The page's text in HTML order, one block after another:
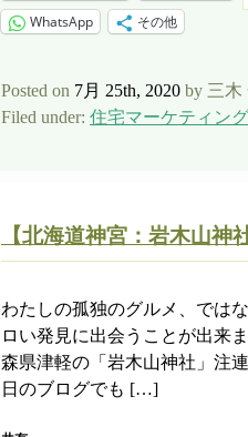
WhatsApp
その他
Posted on 7月 25th, 2020 by 三木
Filed under: 住宅マーケティング
【北海道神宮：岩木山神
わたしの孤独のグルメ、では
ロい発見に出会うことが出来
森県津軽の「岩木山神社」注
日のブログでも […]